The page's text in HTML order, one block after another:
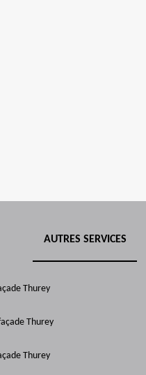
AUTRES SERVICES
Thurey
Thurey
Thurey